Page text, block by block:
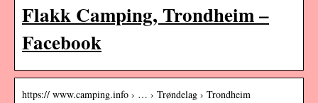
Flakk Camping, Trondheim –
Facebook
https:// www.camping.info › … › Trøndelag › Trondheim